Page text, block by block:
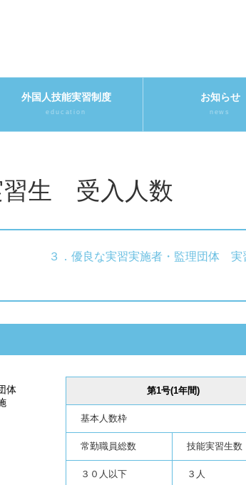
外国人技能実習制度
education
お知らせ
news
習生 受入人数
３．優良な実習実施者・監理団体 実
体
第1号(1年間)
基本人数枠
常勤職員総数 技能実習生数
３０人以下 ３人